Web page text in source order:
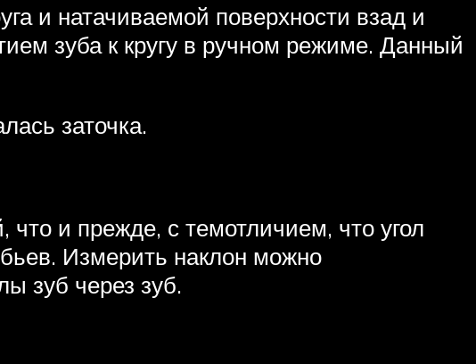
и натачиваемой поверхности взад и
зуба к кругу в ручном режиме. Данный
заточка.
и прежде, с темотличием, что угол
Измерить наклон можно
зуб через зуб.